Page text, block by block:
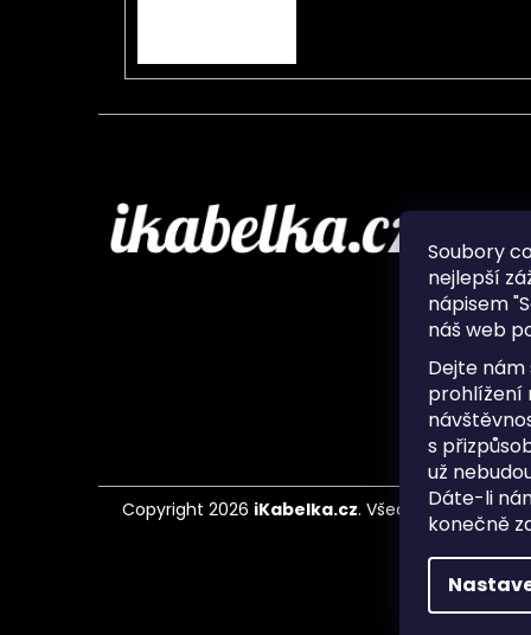
Soubory
nejlepší
nápisem
náš web
Dejte
prohlížení
s
už
Dáte-li
konečně
O nás
Často
Copyright 2026 iKabelka.cz. Všechna práva